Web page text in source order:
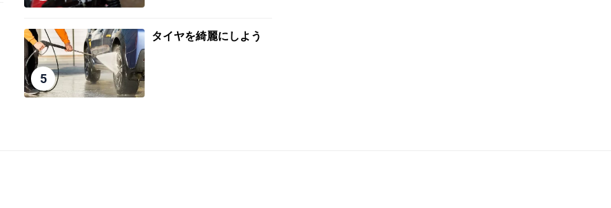
5
タイヤを綺麗にしよう